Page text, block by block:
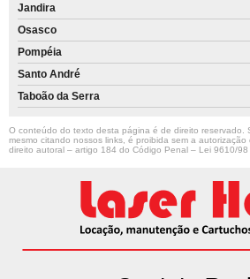
Jandira
Osasco
Pompéia
Santo André
Taboão da Serra
O conteúdo do texto desta página é de direito reservado.
mesmo citando nossos links, é proibida sem a autorização
direito autoral – artigo 184 do Código Penal – Lei 9610/